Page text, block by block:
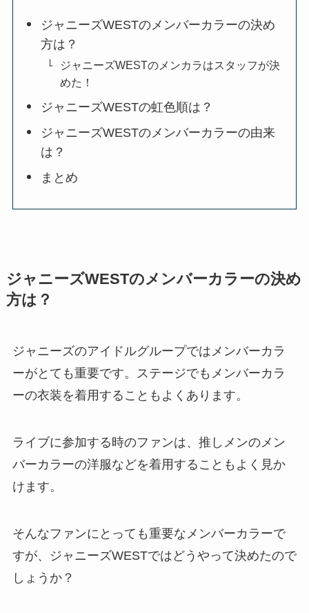
ジャニーズWESTのメンバーカラーの決め
方は？
ジャニーズWESTのメンカラはスタッフが決
めた！
ジャニーズWESTの虹色順は？
ジャニーズWESTのメンバーカラーの由来
は？
まとめ
ジャニーズWESTのメンバーカラーの決め
方は？
ジャニーズのアイドルグループではメンバーカラ
ーがとても重要です。ステージでもメンバーカラ
ーの衣装を着用することもよくあります。
ライブに参加する時のファンは、推しメンのメン
バーカラーの洋服などを着用することもよく見か
けます。
そんなファンにとっても重要なメンバーカラーで
すが、ジャニーズWESTではどうやって決めたので
しょうか？